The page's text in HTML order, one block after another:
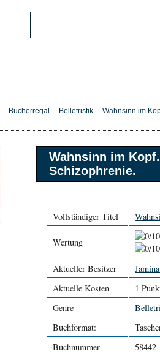
Bücherregal Belletristik Wahnsinn im
Wahnsinn im
Schizophrenie.
Vollständiger Titel
Wertung
Aktueller Besitzer
Aktuelle Kosten
1
Genre
Buchformat:
Buchnummer
58442